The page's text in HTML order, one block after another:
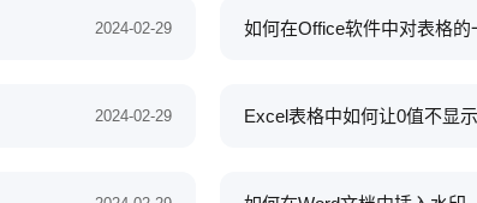
2024-02-29 如何在Office软件中对表格的
2024-02-29 Excel表格中如何让0值不显示